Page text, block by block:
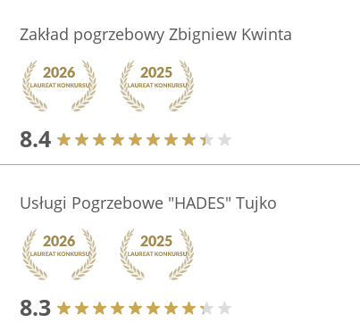
Zakład pogrzebowy Zbigniew Kwinta
8.4
Usługi Pogrzebowe "HADES" Tujko
8.3